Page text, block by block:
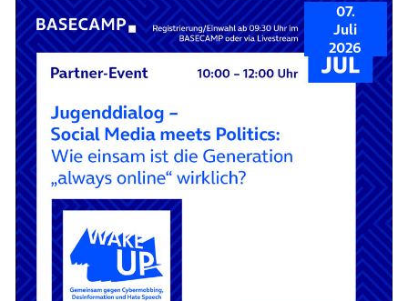
07.
Juli
2026